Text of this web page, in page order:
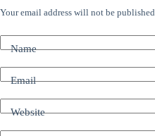
Your email address will not be published.
Name
Email
Website